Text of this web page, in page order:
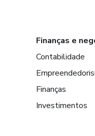
Finanças e
Contabilidade
Finanças
Investimentos